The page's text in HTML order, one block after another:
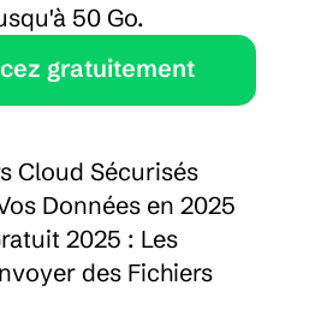
50 Go.
gratuitement
Cloud Sécurisés
Données en 2025
2025 : Les
des Fichiers